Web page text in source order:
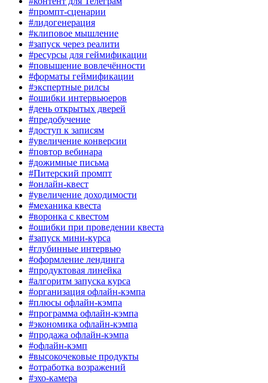
#промпт-сценарии
#лидогенерация
#клиповое мышление
#запуск через реалити
#ресурсы для геймификации
#повышение вовлечённости
#форматы геймификации
#экспертные рилсы
#ошибки интервьюеров
#день открытых дверей
#предобучение
#доступ к записям
#увеличение конверсии
#повтор вебинара
#дожимные письма
#Питерский промпт
#онлайн-квест
#увеличение доходимости
#механика квеста
#воронка с квестом
#ошибки при проведении квеста
#запуск мини-курса
#глубинные интервью
#оформление лендинга
#продуктовая линейка
#алгоритм запуска курса
#организация офлайн-кэмпа
#плюсы офлайн-кэмпа
#программа офлайн-кэмпа
#экономика офлайн-кэмпа
#продажа офлайн-кэмпа
#офлайн-кэмп
#высокочековые продукты
#отработка возражений
#эхо-камера